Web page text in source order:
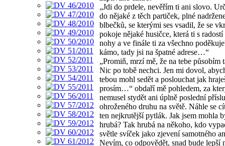
„Jdi do prdele, nevěřím ti ani slovo.
do nějaké z těch partiček, plné
blbečků, se kterými ses vsadil, že se
pokoje nějaké husičce, která ti s radostí
nohy a ve finále ti za všechno
kámo, tady jsi na špatné adrese…“
„Promiň, mrzí mě, že na tebe působím
Nic po tobě nechci. Jen mi dovol,
tebou mohl sedět a poslouchat jak
prosím…“ obdaří mě pohledem, za
nemusel stydět ani úplně poslední
ohroženého druhu na světě. Náhle se
ten nejkrutější pytlák. Jak jsem mohla
hrubá? Tak hrubá na někoho, kdo
světle svíček jako zjevení samotného
Nevím, co odpovědět, snad bude lepší